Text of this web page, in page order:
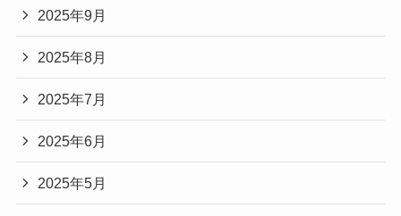
2025年9月
2025年8月
2025年7月
2025年6月
2025年5月